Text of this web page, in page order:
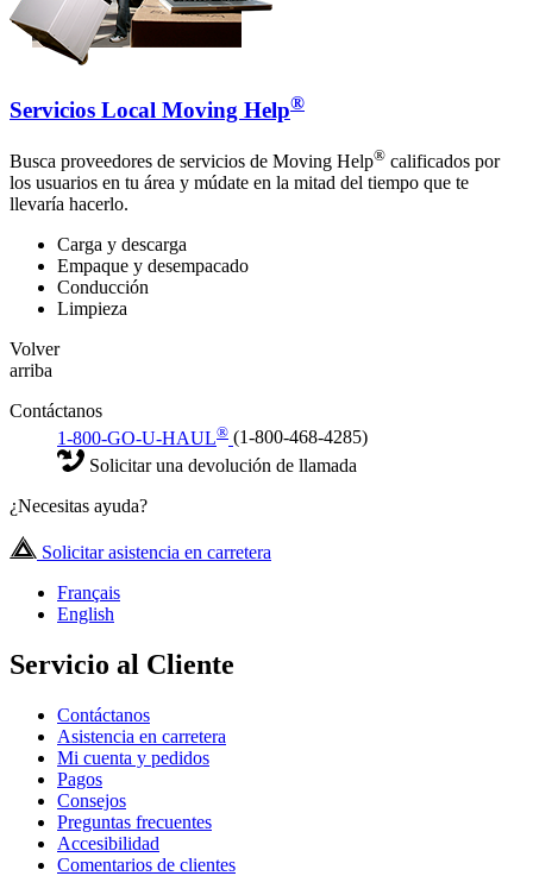
Servicios Local Moving Help®
Busca proveedores de servicios de Moving Help® calificados por
los usuarios en tu área y múdate en la mitad del tiempo que te
llevaría hacerlo.
Carga y descarga
Empaque y desempacado
Conducción
Limpieza
Volver
arriba
Contáctanos
1-800-GO-U-HAUL® (1-800-468-4285)
Solicitar una devolución de llamada
¿Necesitas ayuda?
Solicitar asistencia en carretera
Français
English
Servicio al Cliente
Contáctanos
Asistencia en carretera
Mi cuenta y pedidos
Pagos
Consejos
Preguntas frecuentes
Accesibilidad
Comentarios de clientes